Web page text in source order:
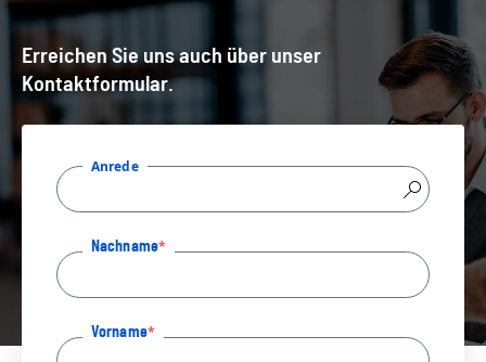
Erreichen Sie uns auch über unser
Kontaktformular.
Anrede
Nachname
Vorname